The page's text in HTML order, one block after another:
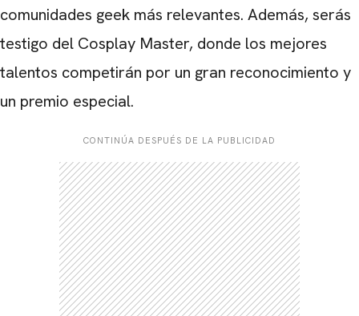
comunidades geek más relevantes. Además, serás
testigo del Cosplay Master, donde los mejores
talentos competirán por un gran reconocimiento y
un premio especial.
CONTINÚA DESPUÉS DE LA PUBLICIDAD